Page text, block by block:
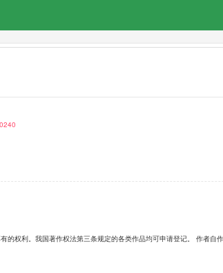
的权利。我国著作权法第三条规定的各类作品均可申请登记。 作者